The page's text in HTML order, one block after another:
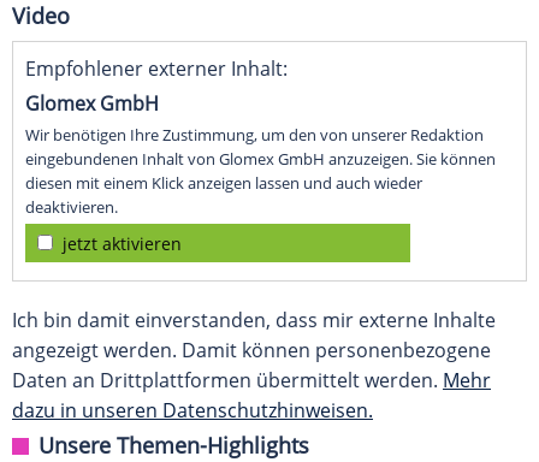
Video
Empfohlener externer Inhalt:
Glomex GmbH
Wir benötigen Ihre Zustimmung, um den von unserer Redaktion
eingebundenen Inhalt von Glomex GmbH anzuzeigen. Sie können
diesen mit einem Klick anzeigen lassen und auch wieder
deaktivieren.
jetzt aktivieren
Ich bin damit einverstanden, dass mir externe Inhalte
angezeigt werden. Damit können personenbezogene
Daten an Drittplattformen übermittelt werden. Mehr
dazu in unseren Datenschutzhinweisen.
Unsere Themen-Highlights